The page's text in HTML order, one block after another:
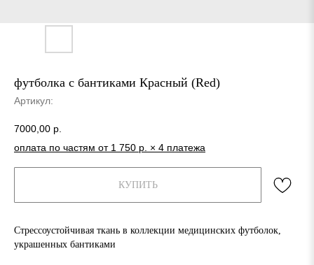
футболка с бантиками Красный (Red)
Артикул:
7000,00 р.
оплата по частям от 1 750 р. × 4 платежа
КУПИТЬ
Стрессоустойчивая ткань в коллекции медицинских футболок,
украшенных бантиками